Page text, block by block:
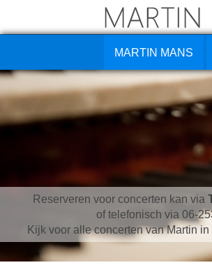
MARTIN MANS
Reserveren voor concerten kan via
of telefonisch via 06-
Kijk voor alle concerten van Martin in